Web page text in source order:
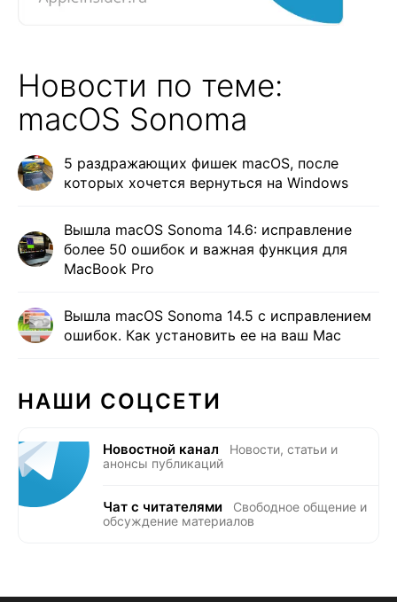
Новости по теме:
macOS Sonoma
5 раздражающих фишек macOS, после
которых хочется вернуться на Windows
Вышла macOS Sonoma 14.6: исправление
более 50 ошибок и важная функция для
MacBook Pro
Вышла macOS Sonoma 14.5 с исправлением
ошибок. Как установить ее на ваш Mac
НАШИ СОЦСЕТИ
Новостной канал
Новости, статьи и
анонсы публикаций
Чат с читателями
Свободное общение и
обсуждение материалов